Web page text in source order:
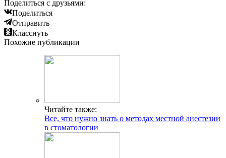
Поделиться с друзьями:
Поделиться
Отправить
Класснуть
Похожие публикации
Читайте также:
Все, что нужно знать о методах местной анестезии
в стоматологии